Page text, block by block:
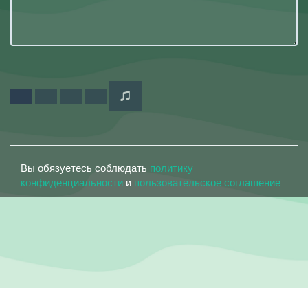
Вы обязуетесь соблюдать политику
конфиденциальности и пользовательское соглашение